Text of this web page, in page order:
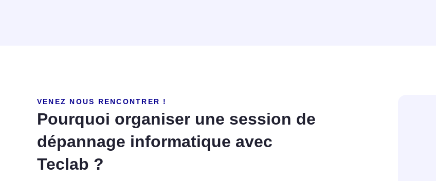
VENEZ NOUS RENCONTRER !
Pourquoi organiser une session de
dépannage informatique avec
Teclab ?